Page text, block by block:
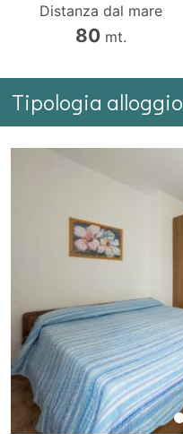
Distanza dal mare
80mt.
Tipologia alloggio